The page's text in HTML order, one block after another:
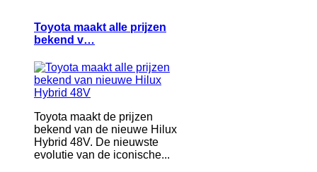
Toyota maakt alle prijzen
bekend v…
Toyota maakt de prijzen
bekend van de nieuwe Hilux
Hybrid 48V. De nieuwste
evolutie van de iconische...